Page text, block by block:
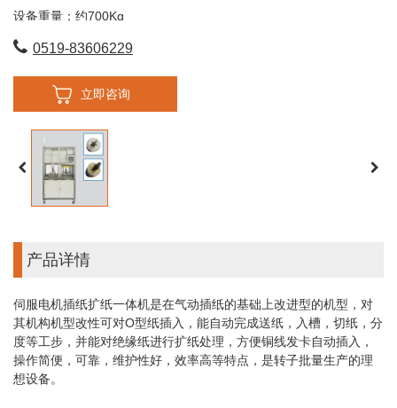
设备重量：约700Kg
整机体积：1200X750×1950
0519-83606229
立即咨询
产品详情
伺服电机插纸扩纸一体机是在气动插纸的基础上改进型的机型，对
其机构机型改性可对O型纸插入，能自动完成送纸，入槽，切纸，分
度等工步，并能对绝缘纸进行扩纸处理，方便铜线发卡自动插入，
操作简便，可靠，维护性好，效率高等特点，是转子批量生产的理
想设备。